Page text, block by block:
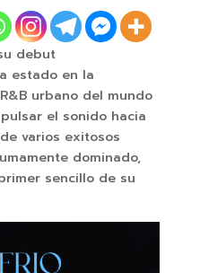
debut
estado en la
urbano del mundo
el sonido hacia
varios exitosos
dominado,
sencillo de su